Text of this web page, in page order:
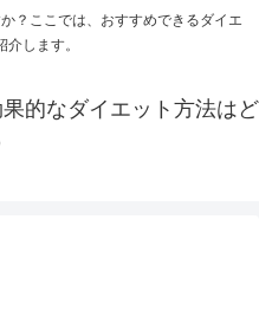
？ここでは、おすすめできるダイエ
介します。
的なダイエット方法はど